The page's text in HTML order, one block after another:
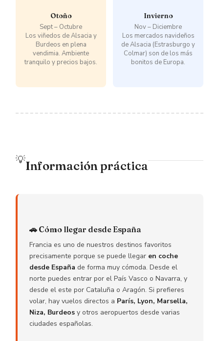
Otoño
Sept – Octubre
Los viñedos de Alsacia y
Burdeos en plena
vendimia. Ambiente
tranquilo y precios bajos.
Invierno
Nov – Diciembre
Los mercados navideños
de Alsacia (Estrasburgo y
Colmar) son de los más
bonitos de Europa.
💡Información práctica
🚗 Cómo llegar desde España
Francia es uno de nuestros destinos favoritos
precisamente porque se puede llegar en coche
desde España de forma muy cómoda. Desde el
norte puedes entrar por el País Vasco o Navarra, y
desde el este por Cataluña o Aragón. Si prefieres
volar, hay vuelos directos a París, Lyon, Marsella,
Niza, Burdeos y otros aeropuertos desde varias
ciudades españolas.